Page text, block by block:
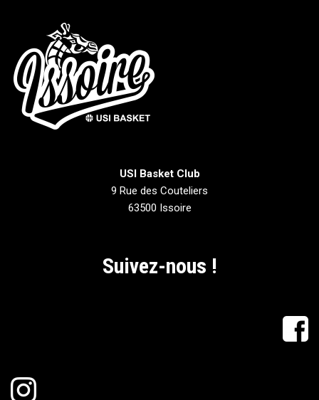
USI Basket Club
9 Rue des Couteliers
63500 Issoire
Suivez-nous !